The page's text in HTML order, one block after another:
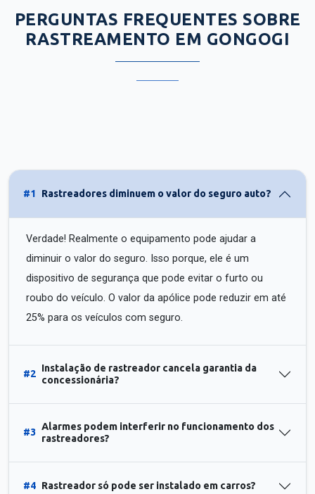
PERGUNTAS FREQUENTES SOBRE
RASTREAMENTO EM GONGOGI
#1 Rastreadores diminuem o valor do seguro auto?
Verdade! Realmente o equipamento pode ajudar a
diminuir o valor do seguro. Isso porque, ele é um
dispositivo de segurança que pode evitar o furto ou
roubo do veículo. O valor da apólice pode reduzir em até
25% para os veículos com seguro.
#2
Instalação de rastreador cancela garantia da
concessionária?
#3
Alarmes podem interferir no funcionamento dos
rastreadores?
#4 Rastreador só pode ser instalado em carros?